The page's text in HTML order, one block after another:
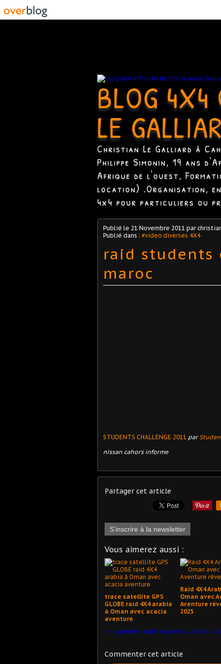
BLOG 4X4
LE
Christian Le Galliard à
Philippe Simonin, 19 ans
Afrique de l'ouest,
location) .Organisation,
4x4 pour particuliers ou
Publié le 21 Novembre 2011 par
Publié dans : #video diverses 4X4
raid students
maroc
STUDENTS CHALLENGE 2011 par
nissan cahors informe
Partager cet article
S'inscrire à la newsletter
Vous aimerez aussi :
trace satellite GPS
GLOBE raid 4X4 arabia
à Oman avec acacia
aventure
Raid 4X4
Oman avec
Aventure
2025
Commenter cet article